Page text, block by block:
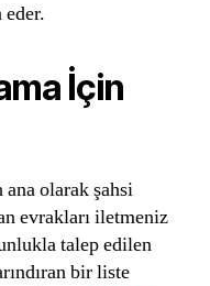
İçin
ana olarak şahsi
evrakları iletmeniz
talep edilen
bir liste